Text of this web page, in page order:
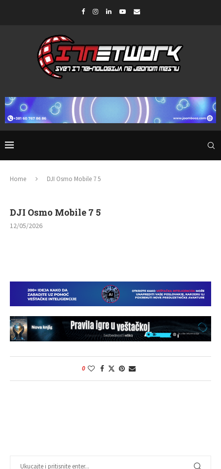
Home DJI Osmo Mobile 7 5
DJI Osmo Mobile 7 5
12/05/2026
0